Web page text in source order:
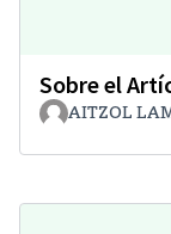
Sobre el
AITZOL